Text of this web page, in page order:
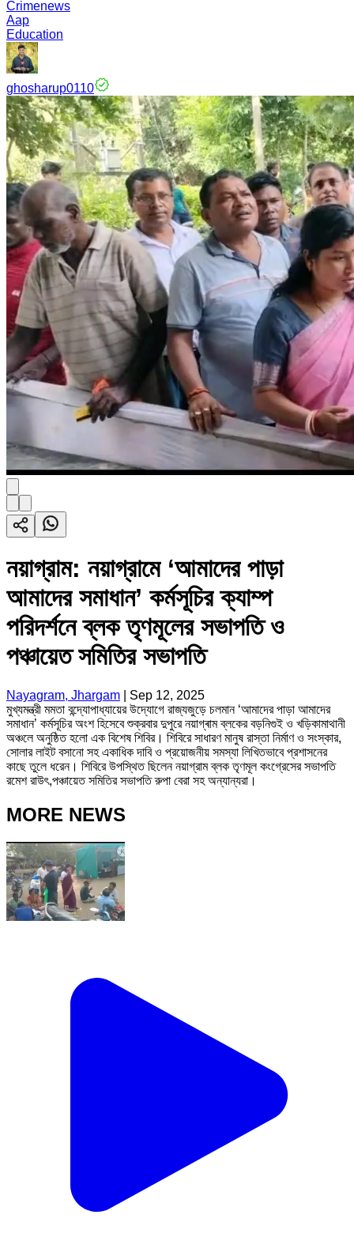
Crimenews
Aap
Education
ghosharup0110
নয়াগ্রাম: নয়াগ্রামে ‘আমাদের পাড়া
আমাদের সমাধান’ কর্মসূচির ক্যাম্প
পরিদর্শনে ব্লক তৃণমূলের সভাপতি ও
পঞ্চায়েত সমিতির সভাপতি
Nayagram, Jhargam
Sep 12, 2025
মুখ্যমন্ত্রী মমতা বন্দ্যোপাধ্যায়ের উদ্যোগে রাজ্যজুড়ে চলমান ‘আমাদের পাড়া আমাদের
সমাধান’ কর্মসূচির অংশ হিসেবে শুক্রবার দুপুরে নয়াগ্ৰাম ব্লকের বড়নিগুই ও খড়িকামাথানী
অঞ্চলে অনুষ্ঠিত হলো এক বিশেষ শিবির। শিবিরে সাধারণ মানুষ রাস্তা নির্মাণ ও সংস্কার,
সোলার লাইট বসানো সহ একাধিক দাবি ও প্রয়োজনীয় সমস্যা লিখিতভাবে প্রশাসনের
কাছে তুলে ধরেন। শিবিরে উপস্থিত ছিলেন নয়াগ্রাম ব্লক তৃণমূল কংগ্রেসের সভাপতি
রমেশ রাউৎ,পঞ্চায়েত সমিতির সভাপতি রুপা বেরা সহ অন্যান্যরা।
MORE NEWS